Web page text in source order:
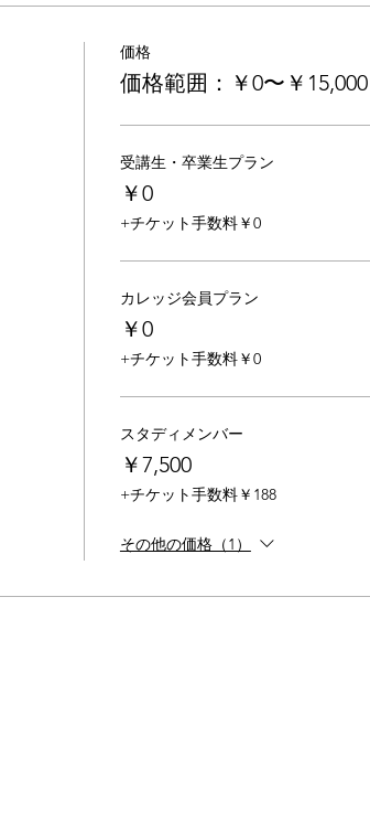
価格
価格範囲：￥0〜￥15,000
受講生・卒業生プラン
￥0
+チケット手数料￥0
カレッジ会員プラン
￥0
+チケット手数料￥0
スタディメンバー
￥7,500
+チケット手数料￥188
その他の価格（1）